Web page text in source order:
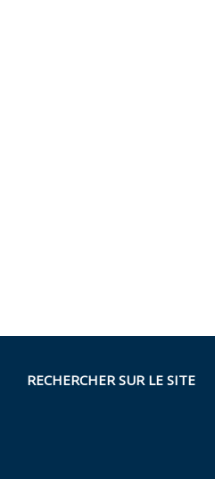
RECHERCHER SUR LE SITE